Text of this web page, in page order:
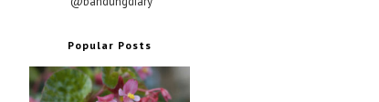
Popular Posts